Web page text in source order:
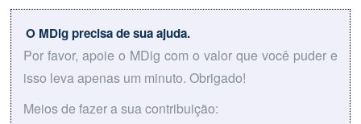
O MDig precisa de sua ajuda.
Por favor, apoie o MDig com o valor que você puder e
isso leva apenas um minuto. Obrigado!
Meios de fazer a sua contribuição: